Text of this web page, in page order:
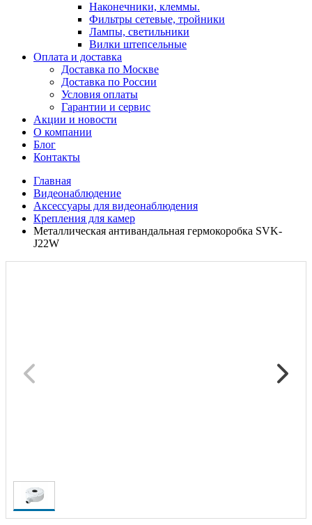
Наконечники, клеммы.
Фильтры сетевые, тройники
Лампы, светильники
Вилки штепсельные
Оплата и доставка
Доставка по Москве
Доставка по России
Условия оплаты
Гарантии и сервис
Акции и новости
О компании
Блог
Контакты
Главная
Видеонаблюдение
Аксессуары для видеонаблюдения
Крепления для камер
Металлическая антивандальная гермокоробка SVK-
J22W